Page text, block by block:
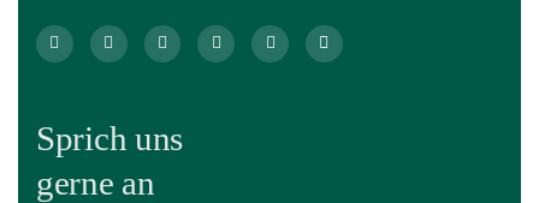
Sprich uns
gerne an